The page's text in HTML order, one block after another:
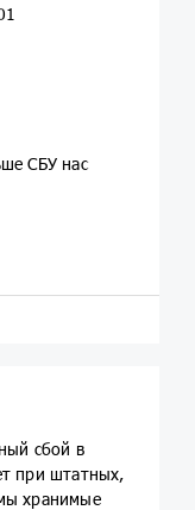
СБУ нас
сбой в
при штатных,
хранимые